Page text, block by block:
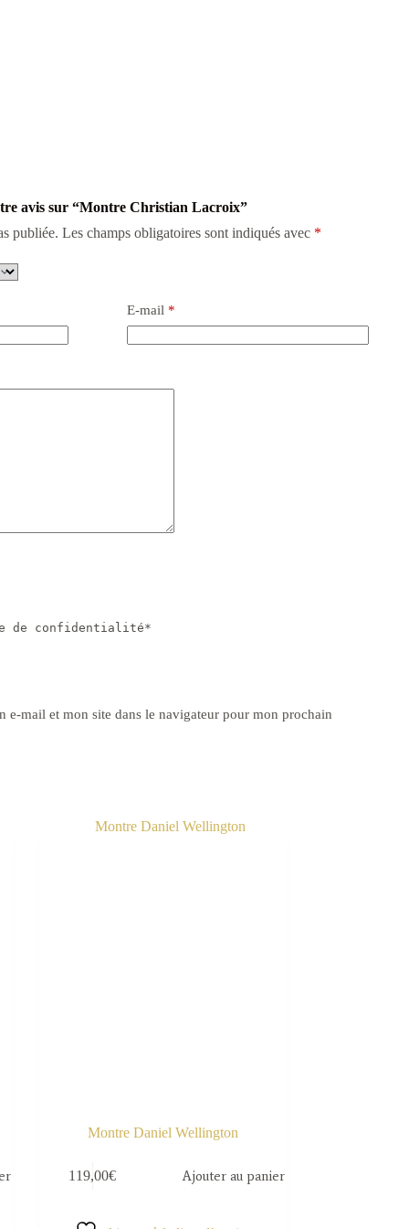
avis sur “Montre Christian Lacroix”
publiée. Les champs obligatoires sont indiqués avec *
E-mail*
de confidentialité*
e-mail et mon site dans le navigateur pour mon prochain
Montre Daniel Wellington
119,00€ Ajouter au panier